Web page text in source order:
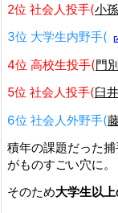
2位 社会人投手(小
3位 大学生内野手(
4位 高校生投手(門
5位 社会人投手(臼
6位 社会人外野手(
積年の課題だった
がものすごい穴に。
そのため大学生以